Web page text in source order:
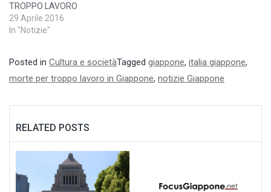
TROPPO LAVORO
29 Aprile 2016
In "Notizie"
Posted in Cultura e societàTagged giappone, italia giappone,
morte per troppo lavoro in Giappone, notizie Giappone
RELATED POSTS